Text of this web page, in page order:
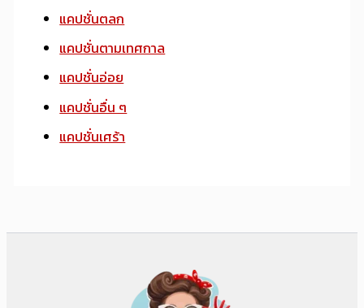
แคปชั่นตลก
แคปชั่นตามเทศกาล
แคปชั่นอ่อย
แคปชั่นอื่น ๆ
แคปชั่นเศร้า